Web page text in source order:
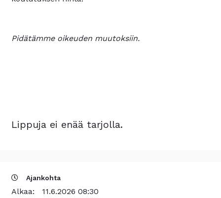
Pidätämme oikeuden muutoksiin.
Lippuja ei enää tarjolla.
Ajankohta
Alkaa: 11.6.2026 08:30